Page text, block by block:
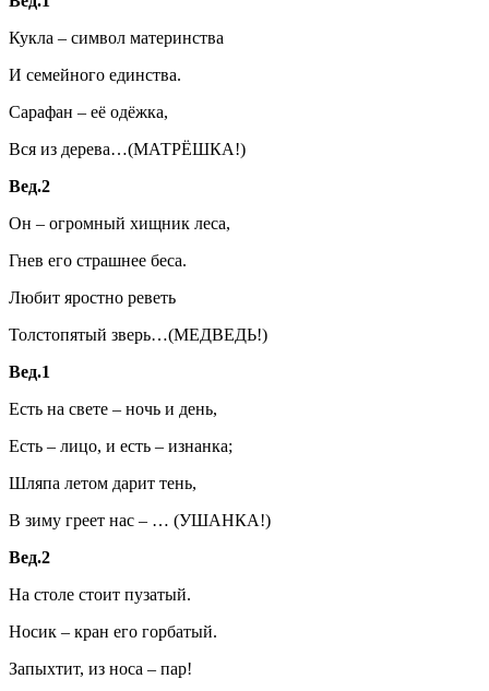
Кукла – символ материнства
И семейного единства.
Сарафан – её одёжка,
Вся из дерева…(МАТРЁШКА!)
Вед.2
Он – огромный хищник леса,
Гнев его страшнее беса.
Любит яростно реветь
Толстопятый зверь…(МЕДВЕДЬ!)
Вед.1
Есть на свете – ночь и день,
Есть – лицо, и есть – изнанка;
Шляпа летом дарит тень,
В зиму греет нас – … (УШАНКА!)
Вед.2
На столе стоит пузатый.
Носик – кран его горбатый.
Запыхтит, из носа – пар!